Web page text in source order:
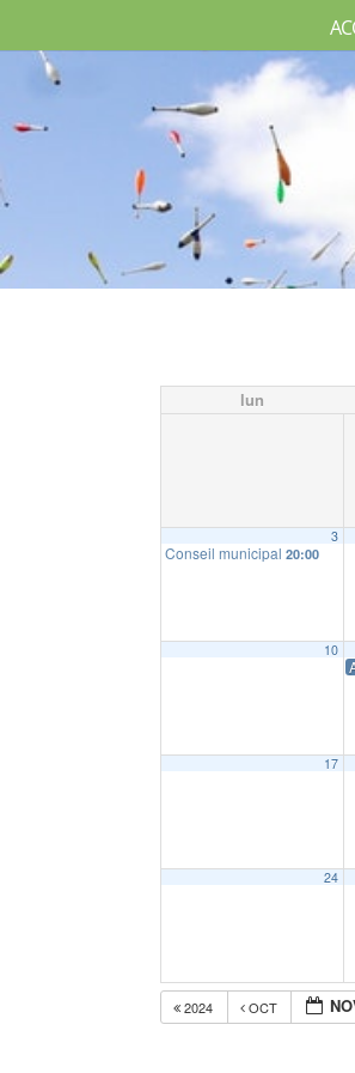
lun
3
Conseil municipal20:00
10
17
24
2024 OCT